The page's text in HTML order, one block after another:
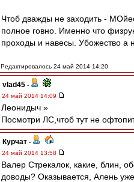
Чтоб дважды не заходить -
полное говно. Именно что
проходы и навесы. Убожество а
Редактировалось 24 май 2014 14:20
vlad45 -
24 май 2014 14:09
Леонидыч »
Посмотри ЛС,чтоб тут не
Курчат -
24 май 2014 13:58
Валер Стрекалок, какие, блин,
доводы? Оказывается, Алень